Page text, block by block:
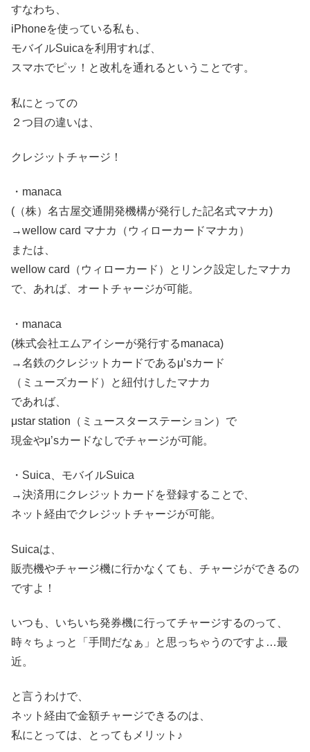
すなわち、
iPhoneを使っている私も、
モバイルSuicaを利用すれば、
スマホでピッ！と改札を通れるということです。
私にとっての
２つ目の違いは、
クレジットチャージ！
・manaca
(（株）名古屋交通開発機構が発行した記名式マナカ)
→wellow card マナカ
（ウィローカードマナカ）
または、
wellow card
（ウィローカード）
とリンク設定したマナカ
で、あれば、オートチャージが可能。
・manaca
(株式会社エムアイシーが発行するmanaca)
→名鉄のクレジットカードであるμ’sカード
（ミューズカード）
と紐付けしたマナカ
であれば、
μstar station （ミュースターステーション） で
現金やμ’sカードなしでチャージが可能。
・Suica、モバイルSuica
→決済用にクレジットカードを登録することで、
ネット経由でクレジットチャージが可能。
Suicaは、
販売機やチャージ機に行かなくても、チャージができるの
ですよ！
いつも、いちいち発券機に行ってチャージするのって、
時々ちょっと「手間だなぁ」と思っちゃうのですよ…最
近。
と言うわけで、
ネット経由で金額チャージできるのは、
私にとっては、とってもメリット♪